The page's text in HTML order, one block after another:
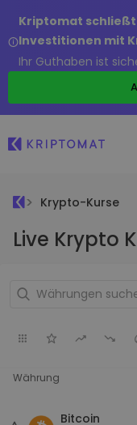
Kriptomat schließt
Investitionen mit
Ihr Guthaben ist
Krypto-Kurse
Live Krypto
Währung
Bitcoin